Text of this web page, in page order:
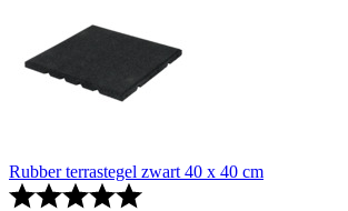
Rubber terrastegel zwart 40 x 40 cm